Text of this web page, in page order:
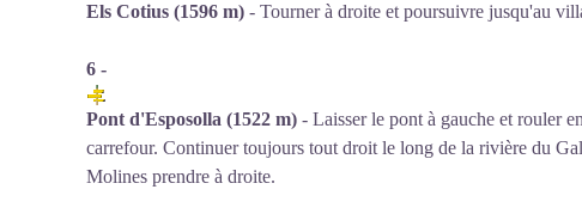
Els Cotius (1596 m) - Tourner à droite et poursuivre jusqu'au
6 -
Pont d'Esposolla (1522 m) - Laisser le pont à gauche et rouler
carrefour. Continuer toujours tout droit le long de la rivière du
Molines prendre à droite.